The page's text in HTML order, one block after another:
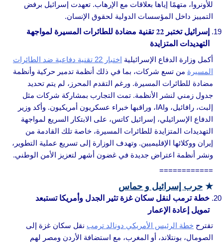
للأونروا، متهمًا إياها بعلاقات مع الإرهاب. تعهدت إسرائيل برفض
التمييز داخل المؤسسات الدولية لحقوق الإنسان.
إسرائيل تختبر 22 تقنية مضادة للطائرات المسيرة لمواجهة
التهديدات المتزايدة
أكمل وزارة الدفاع الإسرائيلية
اختبار 22 تقنية دفاعية ضد الطائرات
المسيرة من تسع شركات، بما في ذلك أنظمة تدمير حركية وأنظمة
مضادة للطائرات المسيرة. ورغم التقدم المحرز، لم يتم تحديد
جدول زمني لنشر الأنظمة. تمت التجارب بمشاركة شركات مثل
إلبت، رافائيل، وIAI، وراقبها خبراء عسكريون أمريكيون. وأكد وزير
الدفاع الإسرائيلي، إسرائيل كاتس، على الابتكار السريع لمواجهة
التهديدات المتزايدة للطائرات المسيرة، خاصة تلك القادمة من
إيران ووكلائها الإقليميين. وتهدف الوزارة إلى تسريع عملية التطوير،
ونشر أنظمة اعتراض جديدة في غضون أشهر لتعزيز الأمن الوطني.
============
★ حرب إسرائيل و حماس
خطة ترمب لنقل سكان غزة تثير الجدل وأمريكا تستبعد
تمويل إعادة الإعمار
تقترح خطة الرئيس الأمريكي دونالد ترمب نقل سكان غزة إلى
الصومال، بونتلاند، أو المغرب، مع استضافة الأردن ومصر لهم